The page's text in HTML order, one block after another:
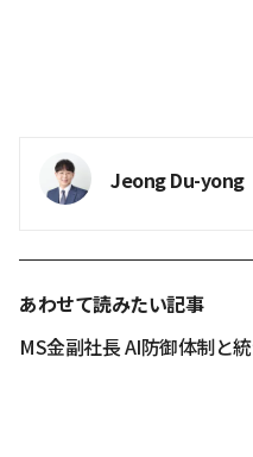
Jeong Du-yong
あわせて読みたい記事
MS金副社長 AI防御体制と